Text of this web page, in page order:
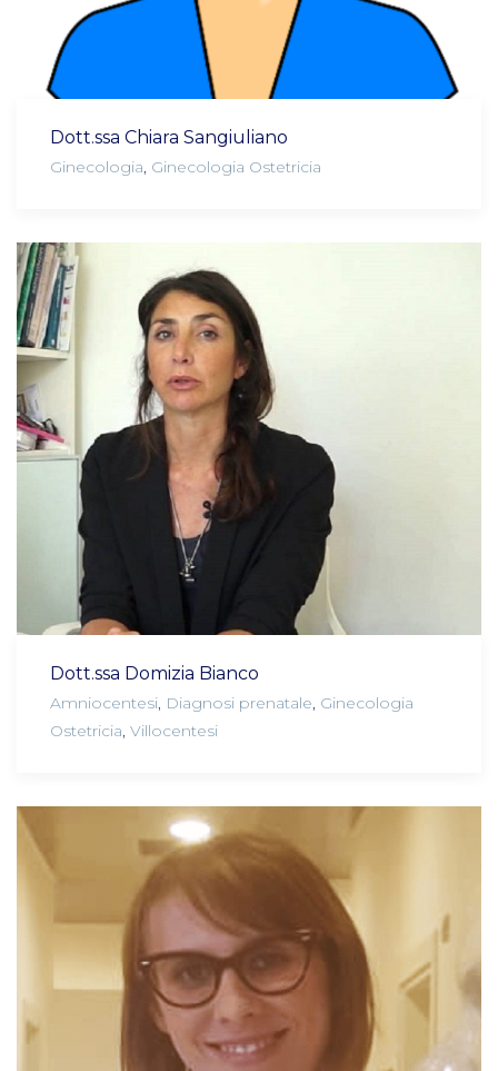
Dott.ssa Chiara Sangiuliano
Ginecologia, Ginecologia Ostetricia
Dott.ssa Domizia Bianco
Amniocentesi, Diagnosi prenatale, Ginecologia
Ostetricia, Villocentesi